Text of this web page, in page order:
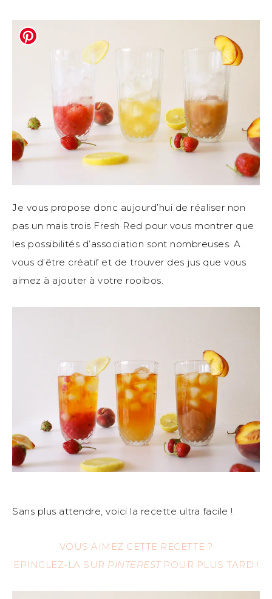
Je vous propose donc aujourd’hui de réaliser non
pas un mais trois Fresh Red pour vous montrer que
les possibilités d’association sont nombreuses. A
vous d’être créatif et de trouver des jus que vous
aimez à ajouter à votre rooibos.
Sans plus attendre, voici la recette ultra facile !
VOUS AIMEZ CETTE RECETTE ?
EPINGLEZ-LA SUR PINTEREST POUR PLUS TARD !